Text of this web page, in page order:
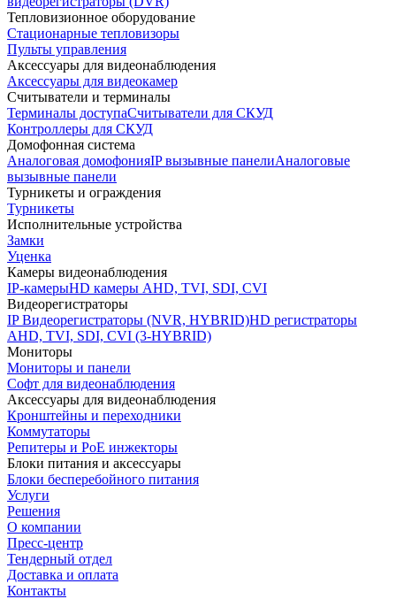
Тепловизионное оборудование
Стационарные тепловизоры
Пульты управления
Аксессуары для видеонаблюдения
Аксессуары для видеокамер
Считыватели и терминалы
Терминалы доступаСчитыватели для СКУД
Контроллеры для СКУД
Домофонная система
Аналоговая домофонияIP вызывные панелиАналоговые
вызывные панели
Турникеты и ограждения
Турникеты
Исполнительные устройства
Замки
Уценка
Камеры видеонаблюдения
IP-камерыHD камеры AHD, TVI, SDI, CVI
Видеорегистраторы
IP Видеорегистраторы (NVR, HYBRID)HD регистраторы
AHD, TVI, SDI, CVI (3-HYBRID)
Мониторы
Мониторы и панели
Софт для видеонаблюдения
Аксессуары для видеонаблюдения
Кронштейны и переходники
Коммутаторы
Репитеры и PoE инжекторы
Блоки питания и аксессуары
Блоки бесперебойного питания
Услуги
Решения
О компании
Пресс-центр
Тендерный отдел
Доставка и оплата
Контакты